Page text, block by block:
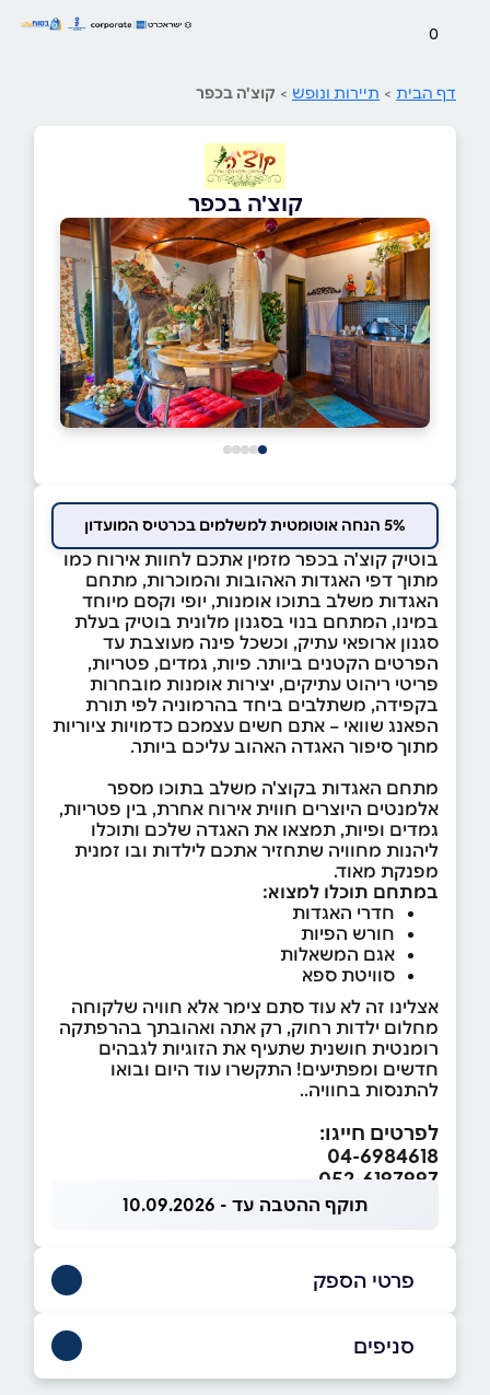
0
דף הבית > תיירות ונופש > קוצ'ה בכפר
קוצ'ה בכפר
5% הנחה אוטומטית למשלמים בכרטיס המועדון
בוטיק קוצ'ה בכפר מזמין אתכם לחוות אירוח כמו
מתוך דפי האגדות האהובות והמוכרות, מתחם
האגדות משלב בתוכו אומנות, יופי וקסם מיוחד
במינו, המתחם בנוי בסגנון מלונית בוטיק בעלת
סגנון ארופאי עתיק, וכשכל פינה מעוצבת עד
הפרטים הקטנים ביותר. פיות, גמדים, פטריות,
פריטי ריהוט עתיקים, יצירות אומנות מובחרות
בקפידה, משתלבים ביחד בהרמוניה לפי תורת
הפאנג שוואי – אתם חשים עצמכם כדמויות ציוריות
מתוך סיפור האגדה האהוב עליכם ביותר.
מתחם האגדות בקוצ'ה משלב בתוכו מספר
אלמנטים היוצרים חווית אירוח אחרת, בין פטריות,
גמדים ופיות, תמצאו את האגדה שלכם ותוכלו
ליהנות מחוויה שתחזיר אתכם לילדות ובו זמנית
מפנקת מאוד.
במתחם תוכלו למצוא:
חדרי האגדות
חורש הפיות
אגם המשאלות
סוויטת ספא
אצלינו זה לא עוד סתם צימר אלא חוויה שלקוחה
מחלום ילדות רחוק, רק אתה ואהובתך בהרפתקה
רומנטית חושנית שתעיף את הזוגיות לגבהים
חדשים ומפתיעים! התקשרו עוד היום ובואו
להתנסות בחוויה..
לפרטים חייגו:
04-6984618
052-6197997
תוקף ההטבה עד - 10.09.2026
פרטי הספק
סניפים